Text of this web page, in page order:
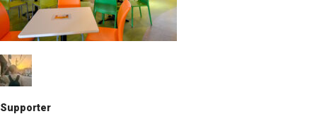
b
o
o
k
Supporter